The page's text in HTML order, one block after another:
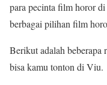
para pecinta film horor
berbagai pilihan film
Berikut adalah
bisa kamu tonton di Viu.